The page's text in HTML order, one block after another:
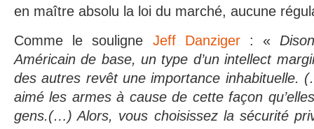
en maître absolu la loi du marché, aucune
Comme le souligne Jeff Danziger: «
Américain de base, un type d’un intellect
des autres revêt une importance inhabituelle.
aimé les armes à cause de cette façon
gens.(…) Alors, vous choisissez la sécurité